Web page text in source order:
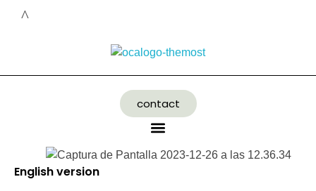
contact
English version